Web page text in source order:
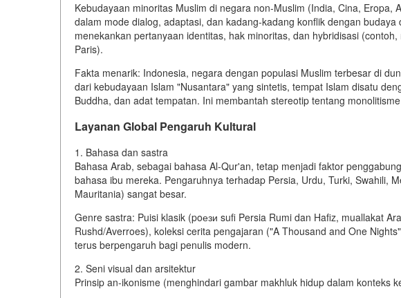
Kebudayaan minoritas Muslim di negara non-Muslim (India, Cina, Eropa,
dalam mode dialog, adaptasi, dan kadang-kadang konflik dengan
menekankan pertanyaan identitas, hak minoritas, dan hybridisasi
Paris).
Fakta menarik: Indonesia, negara dengan populasi Muslim terbesar di
dari kebudayaan Islam "Nusantara" yang sintetis, tempat Islam disatu
Buddha, dan adat tempatan. Ini membantah stereotip tentang
Layanan Global Pengaruh Kultural
1. Bahasa dan sastra
Bahasa Arab, sebagai bahasa Al-Qur'an, tetap menjadi faktor
bahasa ibu mereka. Pengaruhnya terhadap Persia, Urdu, Turki, Swahili,
Mauritania) sangat besar.
Genre sastra: Puisi klasik (poези sufi Persia Rumi dan Hafiz, muallakat
Rushd/Averroes), koleksi cerita pengajaran ("A Thousand and One
terus berpengaruh bagi penulis modern.
2. Seni visual dan arsitektur
Prinsip an-ikonisme (menghindari gambar makhluk hidup dalam konteks